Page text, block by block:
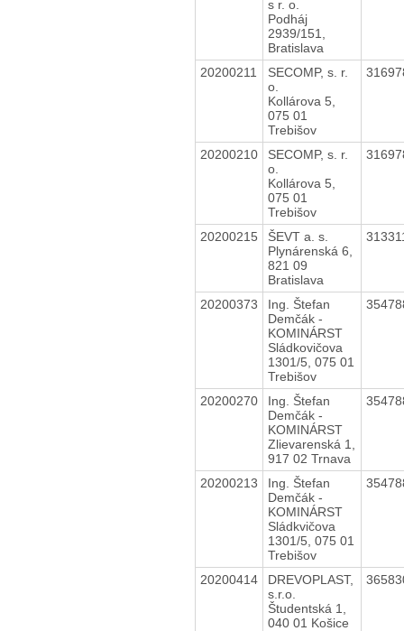
s r. o.
Podháj
2939/151,
Bratislava
20200211
SECOMP, s. r.
o.
Kollárova 5,
075 01
Trebišov
20200210
SECOMP, s. r.
o.
Kollárova 5,
075 01
Trebišov
20200215
ŠEVT a. s.
Plynárenská 6,
821 09
Bratislava
20200373
Ing. Štefan
Demčák -
KOMINÁRST
Sládkovičova
1301/5, 075 01
Trebišov
20200270
Ing. Štefan
Demčák -
KOMINÁRST
Zlievarenská 1,
917 02 Trnava
20200213
Ing. Štefan
Demčák -
KOMINÁRST
Sládkvičova
1301/5, 075 01
Trebišov
20200414
DREVOPLAST,
s.r.o.
Študentská 1,
040 01 Košice